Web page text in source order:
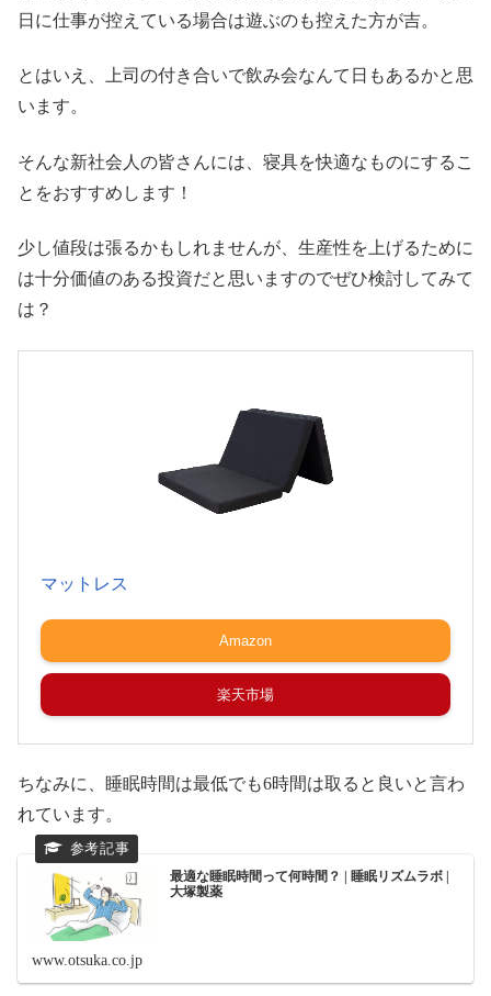
日に仕事が控えている場合は遊ぶのも控えた方が吉。
とはいえ、上司の付き合いで飲み会なんて日もあるかと思
います。
そんな新社会人の皆さんには、寝具を快適なものにするこ
とをおすすめします！
少し値段は張るかもしれませんが、生産性を上げるために
は十分価値のある投資だと思いますのでぜひ検討してみて
は？
マットレス
Amazon
楽天市場
ちなみに、睡眠時間は最低でも6時間は取ると良いと言わ
れています。
最適な睡眠時間って何時間？ | 睡眠リズムラボ |
大塚製薬
www.otsuka.co.jp